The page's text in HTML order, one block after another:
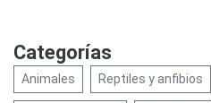
Categorías
Animales Reptiles y anfibios